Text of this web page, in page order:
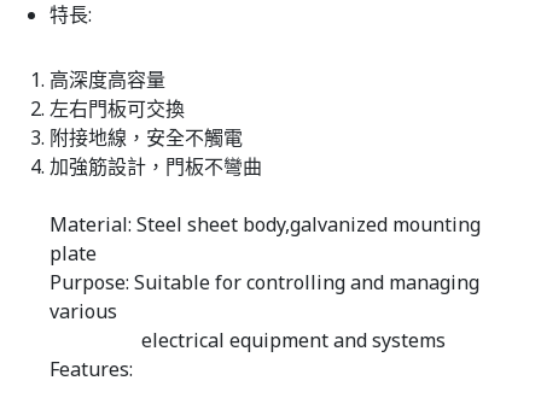
特長:
高深度高容量
左右門板可交換
附接地線，安全不觸電
加強筋設計，門板不彎曲
Material: Steel sheet body,galvanized mounting
plate
Purpose: Suitable for controlling and managing
various
electrical equipment and systems
Features: